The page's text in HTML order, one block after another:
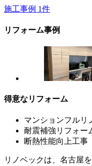
施工事例 1件
リフォーム事例
得意なリフォーム
マンションフルリ
耐震補強リフォー
断熱性能向上工事
リノベックは、名古屋